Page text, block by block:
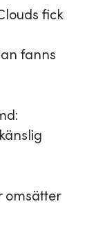
fick
fanns
omsätter